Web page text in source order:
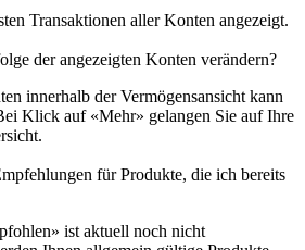
Transaktionen aller Konten angezeigt.
der angezeigten Konten verändern?
innerhalb der Vermögensansicht kann
Klick auf «Mehr» gelangen Sie auf Ihre
für Produkte, die ich bereits
ist aktuell noch nicht